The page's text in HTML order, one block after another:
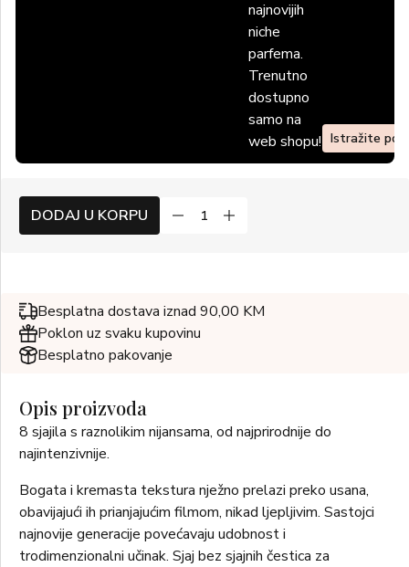
najnovijih
niche
parfema.
Trenutno
dostupno
samo na
web shopu! Istražite
DODAJ U KORPU
Besplatna dostava iznad 90,00 KM
Poklon uz svaku kupovinu
Besplatno pakovanje
Opis proizvoda
8 sjajila s raznolikim nijansama, od najprirodnije do
najintenzivnije.
Bogata i kremasta tekstura nježno prelazi preko usana,
obavijajući ih prianjajućim filmom, nikad ljepljivim. Sastojci
najnovije generacije povećavaju udobnost i
trodimenzionalni učinak. Sjaj bez sjajnih čestica za